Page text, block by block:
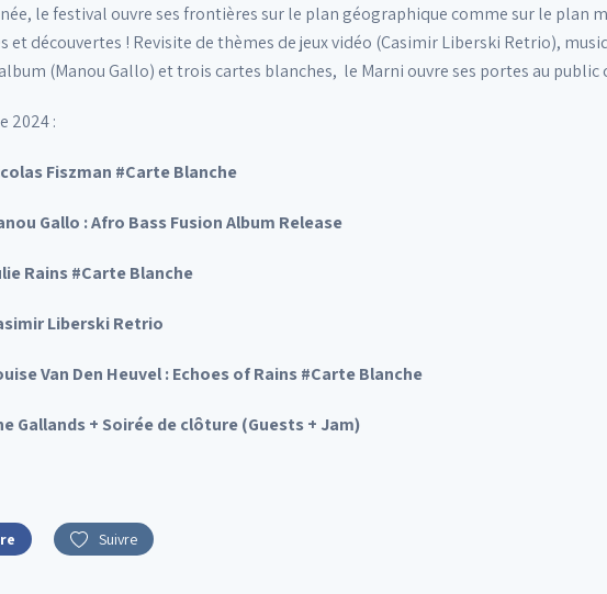
le festival ouvre ses frontières sur le plan géographique comme sur le
et découvertes ! Revisite de thèmes de jeux vidéo (Casimir Liberski Retrio),
(Manou Gallo) et trois cartes blanches, le Marni ouvre ses portes au public
2024 :
Fiszman #Carte Blanche
Gallo : Afro Bass Fusion Album Release
Rains #Carte Blanche
Liberski Retrio
Van Den Heuvel : Echoes of Rains #Carte Blanche
Gallands + Soirée de clôture (Guests + Jam)
Suivre